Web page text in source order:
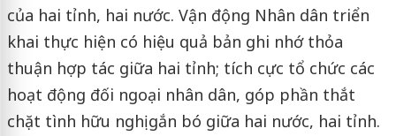
của hai tỉnh, hai nước. Vận động Nhân dân triển
khai thực hiện có hiệu quả bản ghi nhớ thỏa
thuận hợp tác giữa hai tỉnh; tích cực tổ chức các
hoạt động đối ngoại nhân dân, góp phần thắt
chặt tình hữu nghị gắn bó giữa hai nước, hai tỉnh.